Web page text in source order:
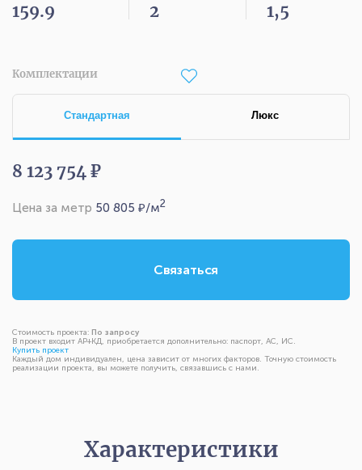
159.9 2 1,5
Комплектации
Стандартная Люкс
8 123 754 ₽
Цена за метр 50 805 ₽/м2
Связаться
Стоимость проекта: По запросу
В проект входит АР+КД, приобретается дополнительно: паспорт, АС, ИС.
Купить проект
Каждый дом индивидуален, цена зависит от многих факторов. Точную стоимость
реализации проекта, вы можете получить, связавшись с нами.
Характеристики